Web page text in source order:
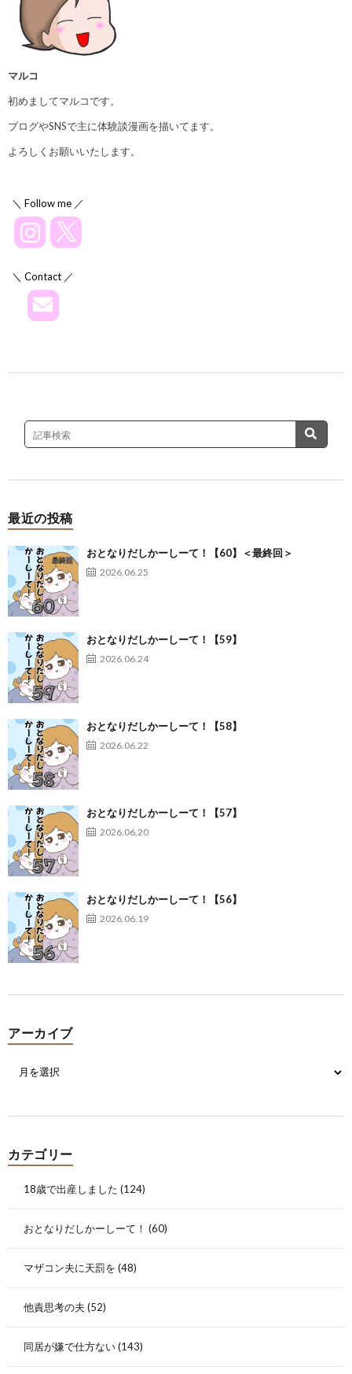
マルコ
初めましてマルコです。
ブログやSNSで主に体験談漫画を描いてます。
よろしくお願いいたします。
＼ Follow me ／
＼ Contact ／
最近の投稿
おとなりだしかーしーて！【60】＜最終回＞
2026.06.25
おとなりだしかーしーて！【59】
2026.06.24
おとなりだしかーしーて！【58】
2026.06.22
おとなりだしかーしーて！【57】
2026.06.20
おとなりだしかーしーて！【56】
2026.06.19
アーカイブ
カテゴリー
18歳で出産しました (124)
おとなりだしかーしーて！ (60)
マザコン夫に天罰を (48)
他責思考の夫 (52)
同居が嫌で仕方ない(143)